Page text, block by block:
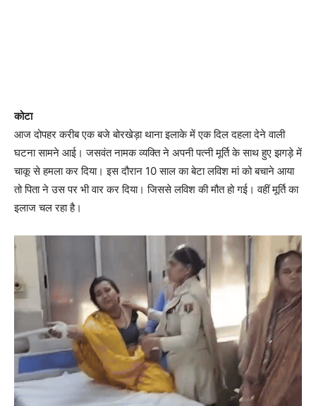
कोटा
आज दोपहर करीब एक बजे बोरखेड़ा थाना इलाके में एक दिल दहला देने वाली
घटना सामने आई। जसवंत नामक व्यक्ति ने अपनी पत्नी मूर्ति के साथ हुए झगड़े में
चाकू से हमला कर दिया। इस दौरान 10 साल का बेटा लविश मां को बचाने आया
तो पिता ने उस पर भी वार कर दिया। जिससे लविश की मौत हो गई। वहीं मूर्ति का
इलाज चल रहा है।